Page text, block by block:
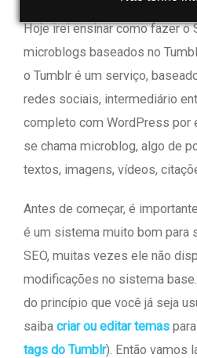
Hoje irei ensinar como fazer o
microblogs baseados no
o Tumblr é um serviço,
redes sociais, intermediário
completo com WordPress por
se chama microblog, algo de
textos, imagens, vídeos,
Antes de começar, é
é um sistema muito bom para
SEO, muitas vezes ele não
modificações no sistema
do princípio que você já seja
saiba criar ou editar temas
tags do Tumblr). Então vamos